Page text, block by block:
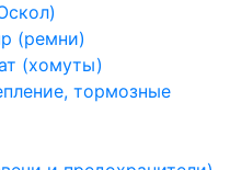
(ремни)
(хомуты)
тормозные